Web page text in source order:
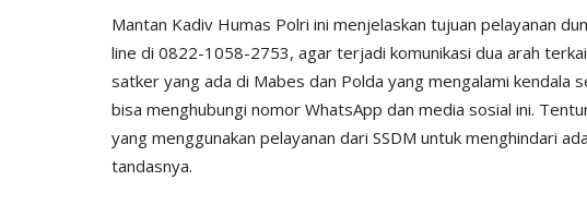
Mantan Kadiv Humas Polri ini menjelaskan tujuan pelayanan
line di 0822-1058-2753, agar terjadi komunikasi dua arah
satker yang ada di Mabes dan Polda yang mengalami kendala
bisa menghubungi nomor WhatsApp dan media sosial ini.
yang menggunakan pelayanan dari SSDM untuk menghindari
tandasnya.